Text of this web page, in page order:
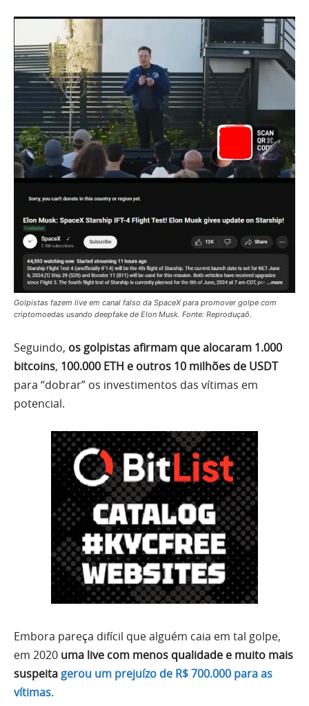
Golpistas fazem live em canal falso da SpaceX para promover golpe com
criptomoedas usando deepfake de Elon Musk. Fonte: Reproduçaõ.
Seguindo, os golpistas afirmam que alocaram 1.000
bitcoins, 100.000 ETH e outros 10 milhões de USDT
para “dobrar” os investimentos das vítimas em
potencial.
Embora pareça difícil que alguém caia em tal golpe,
em 2020 uma live com menos qualidade e muito mais
suspeita gerou um prejuízo de R$ 700.000 para as
vítimas.